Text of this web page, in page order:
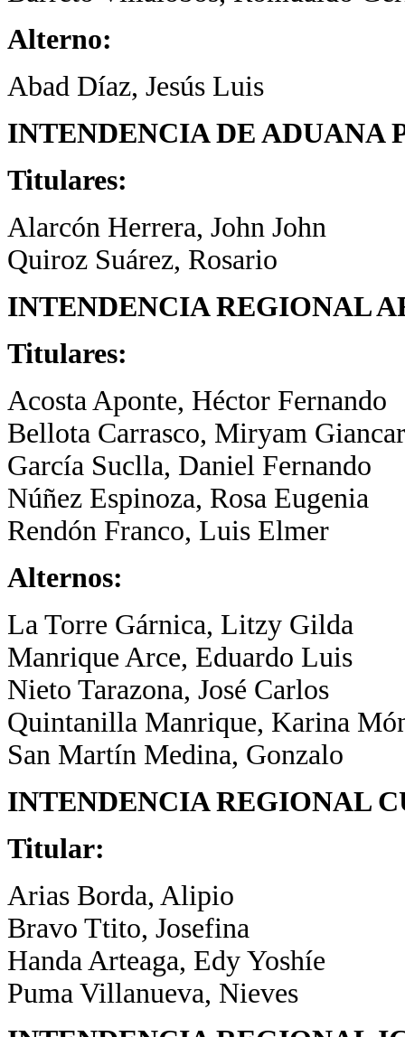
Alterno:
Abad Díaz, Jesús Luis
INTENDENCIA DE ADUANA
Titulares:
Alarcón Herrera, John John
Quiroz Suárez, Rosario
INTENDENCIA REGIONAL
Titulares:
Acosta Aponte, Héctor Fernando
Bellota Carrasco, Miryam
García Suclla, Daniel Fernando
Núñez Espinoza, Rosa Eugenia
Rendón Franco, Luis Elmer
Alternos:
La Torre Gárnica, Litzy Gilda
Manrique Arce, Eduardo Luis
Nieto Tarazona, José Carlos
Quintanilla Manrique, Karina
San Martín Medina, Gonzalo
INTENDENCIA REGIONAL
Titular:
Arias Borda, Alipio
Bravo Ttito, Josefina
Handa Arteaga, Edy Yoshíe
Puma Villanueva, Nieves